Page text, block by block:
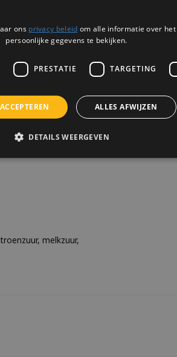
retourrecht.
vandaag
melkzuur,
ons privacy beleid om alle informatie over het
persoonlijke gegevens te bekijken.
PRESTATIE TARGETING
ALLES AFWIJZEN
DETAILS WEERGEVEN